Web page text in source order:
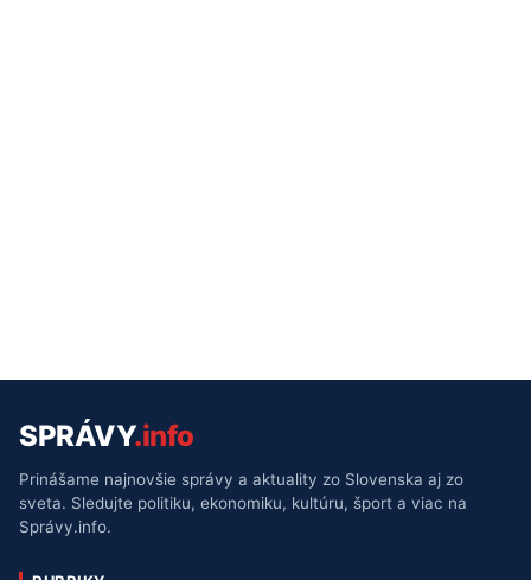
SPRÁVY.info
Prinášame najnovšie správy a aktuality zo Slovenska aj zo
sveta. Sledujte politiku, ekonomiku, kultúru, šport a viac na
Správy.info.